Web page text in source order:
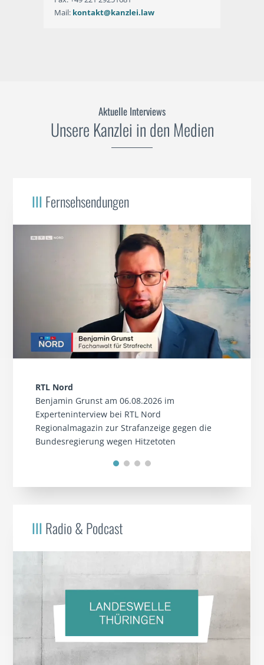
Mail: kontakt@kanzlei.law
Aktuelle Interviews
Unsere Kanzlei in den Medien
III Fernsehsendungen
RTL Nord
Benjamin Grunst am 06.08.2026 im
Experteninterview bei RTL Nord
Regionalmagazin zur Strafanzeige gegen die
Bundesregierung wegen Hitzetoten
III Radio & Podcast